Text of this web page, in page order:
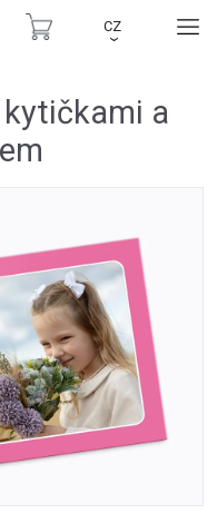
CZ
›
kytičkami a